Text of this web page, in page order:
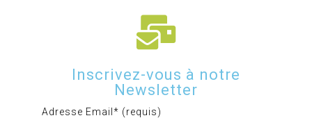
Inscrivez-vous à notre
Newsletter
Adresse Email* (requis)